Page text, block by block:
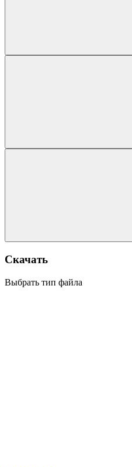
Скачать
Выбрать тип файла